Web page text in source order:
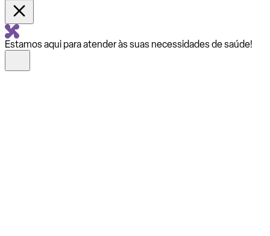
Estamos aqui para atender às suas necessidades de saúde!